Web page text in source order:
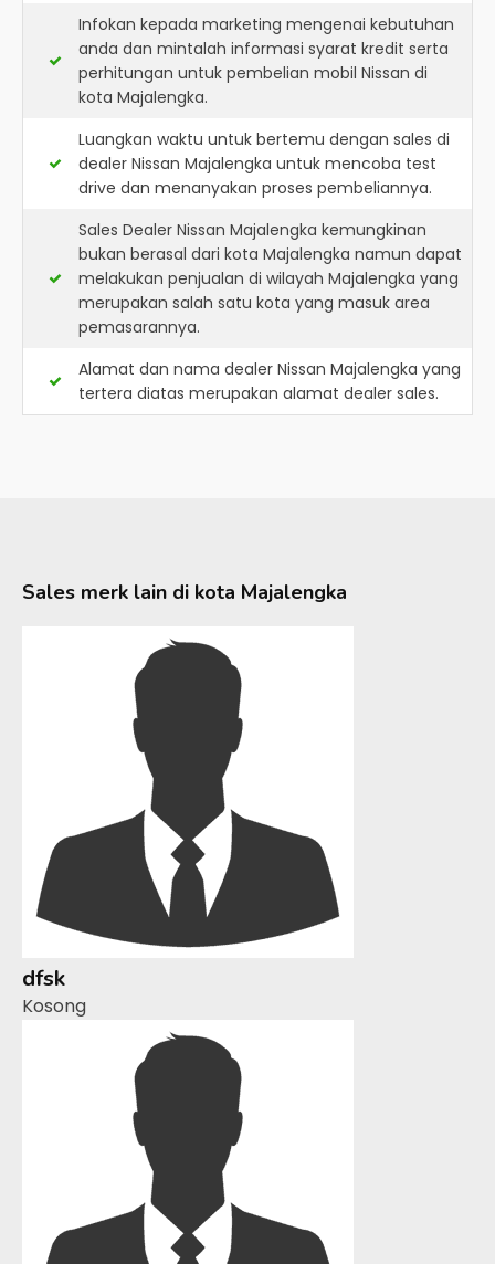
Infokan kepada marketing mengenai kebutuhan
anda dan mintalah informasi syarat kredit serta
perhitungan untuk pembelian mobil Nissan di
kota Majalengka.
Luangkan waktu untuk bertemu dengan sales di
dealer Nissan Majalengka untuk mencoba test
drive dan menanyakan proses pembeliannya.
Sales Dealer Nissan Majalengka kemungkinan
bukan berasal dari kota Majalengka namun dapat
melakukan penjualan di wilayah Majalengka yang
merupakan salah satu kota yang masuk area
pemasarannya.
Alamat dan nama dealer Nissan Majalengka yang
tertera diatas merupakan alamat dealer sales.
Sales merk lain di kota Majalengka
dfsk
Kosong